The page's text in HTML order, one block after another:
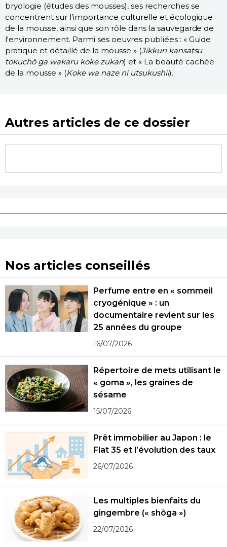
bryologie (études des mousses), ses recherches se
concentrent sur l’importance culturelle et écologique
de la mousse, ainsi que son rôle dans la sauvegarde de
l'environnement. Parmi ses oeuvres publiées : « Guide
pratique et détaillé de la mousse » (Jikkuri kansatsu
tokuchô ga wakaru koke zukan) et « La beauté cachée
de la mousse » (Koke wa naze ni utsukushii).
Autres articles de ce dossier
Nos articles conseillés
Perfume entre en « sommeil
cryogénique » : un
documentaire revient sur les
25 années du groupe
16/07/2026
Répertoire de mets utilisant le
« goma », les graines de
sésame
15/07/2026
Prêt immobilier au Japon : le
Flat 35 et l’évolution des taux
26/07/2026
Les multiples bienfaits du
gingembre (« shôga »)
22/07/2026